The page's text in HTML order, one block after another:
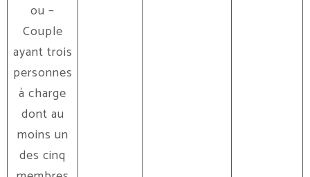
ou –
Couple
ayant trois
personnes
à charge
dont au
moins un
des cinq